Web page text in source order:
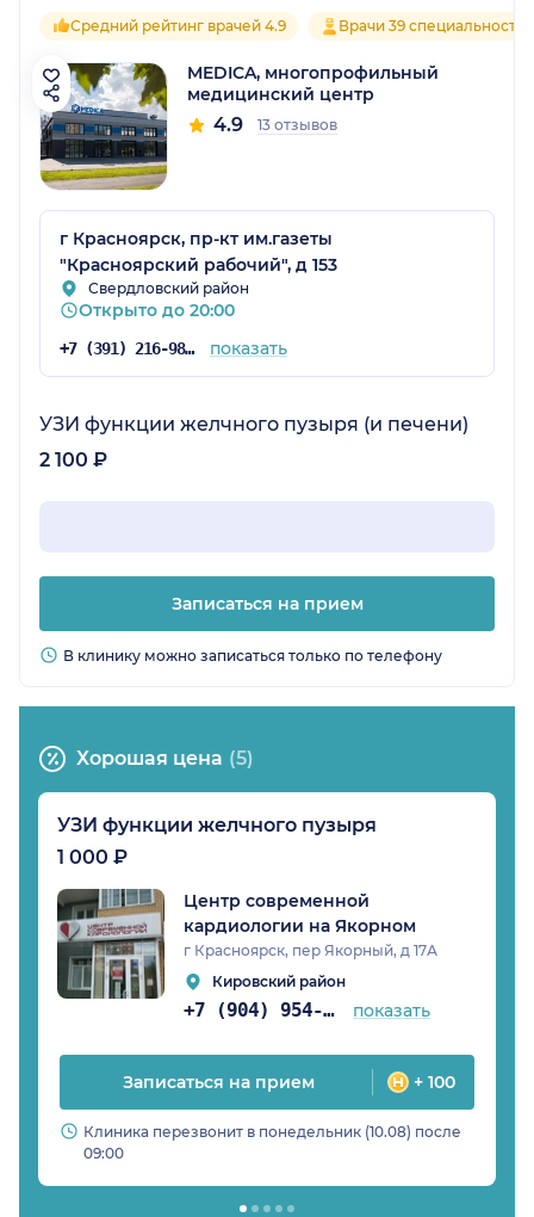
Средний рейтинг врачей 4.9 Врачи 39 специальностей
MEDICA, многопрофильный
медицинский центр
4.9 13 отзывов
г Красноярск, пр-кт им.газеты
"Красноярский рабочий", д 153
Свердловский район
Открыто до 20:00
+7 (391) 216-98-62 показать
УЗИ функции желчного пузыря (и печени)
2 100 ₽
Записаться на прием
В клинику можно записаться только по телефону
Хорошая цена (5)
УЗИ функции желчного пузыря
1 000 ₽
Центр современной
кардиологии на Якорном
г Красноярск, пер Якорный, д 17А
Кировский район
+7 (904) 954-01-72 показать
Записаться на прием + 100
Клиника перезвонит в понедельник (10.08) после
09:00